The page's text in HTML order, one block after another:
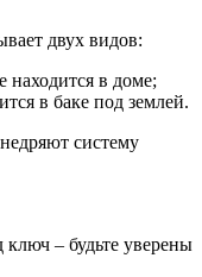
двух видов:
находится в доме;
в баке под землей.
систему
– будьте уверены